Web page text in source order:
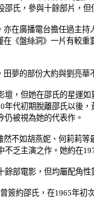
氏，參與十餘部片，
在廣播電台擔任過主
《盤絲洞》一片有較
的部份大約與劉亮華
壇，但她在邵氏的星運
代初期脫離邵氏以後
仍被視為她的代表作。
不如胡燕妮、何莉莉
乏主演之作。她約在
部電影，但均屬配角
簽約邵氏，在1965年初